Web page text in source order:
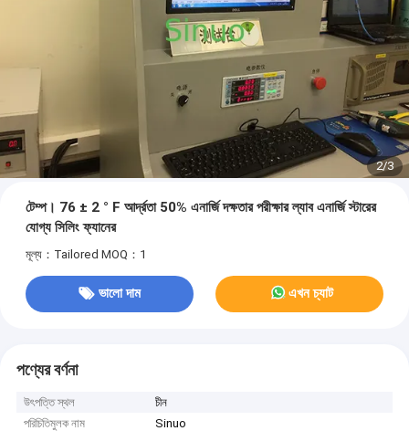
2/3
টেম্প। 76 ± 2 ° F আর্দ্রতা 50% এনার্জি দক্ষতার পরীক্ষার ল্যাব এনার্জি স্টারের
যোগ্য সিলিং ফ্যানের
মূল্য：Tailored MOQ：1
ভালো দাম এখন চ্যাট
পণ্যের বর্ণনা
উৎপত্তি স্থল
চীন
পরিচিতিমুলক নাম
Sinuo